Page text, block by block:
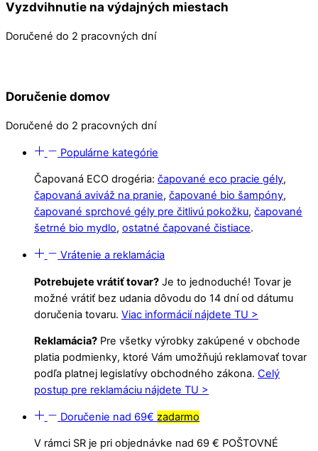
Vyzdvihnutie na výdajných miestach
Doručené do 2 pracovných dní
Doručenie domov
Doručené do 2 pracovných dní
Populárne kategórie
Čapovaná ECO drogéria: čapované eco pracie gély,
čapovaná aviváž na pranie, čapované bio šampóny,
čapované sprchové gély pre čitlivú pokožku, čapované
šetrné bio mydlo, ostatné čapované čistiace.
Vrátenie a reklamácia
Potrebujete vrátiť tovar? Je to jednoduché! Tovar je
možné vrátiť bez udania dôvodu do 14 dní od dátumu
doručenia tovaru. Viac informácií nájdete TU >
Reklamácia? Pre všetky výrobky zakúpené v obchode
platia podmienky, ktoré Vám umožňujú reklamovať tovar
podľa platnej legislatívy obchodného zákona. Celý
postup pre reklamáciu nájdete TU >
Doručenie nad 69€zadarmo
V rámci SR je pri objednávke nad 69 € POŠTOVNÉ